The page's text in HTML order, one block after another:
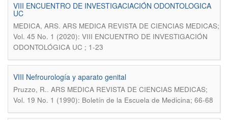
VIII ENCUENTRO DE INVESTIGACIACIÓN ODONTOLOGICA
UC
MEDICA, ARS. ARS MEDICA REVISTA DE CIENCIAS MEDICAS;
Vol. 45 No. 1 (2020): VIII ENCUENTRO DE INVESTIGACIÓN
ODONTOLÓGICA UC ; 1-23
VIII Nefrourología y aparato genital
Pruzzo, R.. ARS MEDICA REVISTA DE CIENCIAS MEDICAS;
Vol. 19 No. 1 (1990): Boletín de la Escuela de Medicina; 66-68